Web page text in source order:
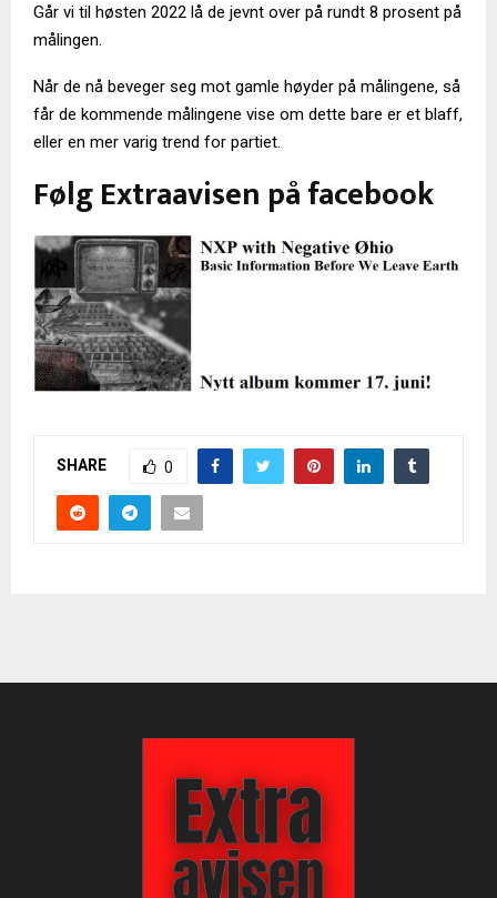
Går vi til høsten 2022 lå de jevnt over på rundt 8 prosent på
målingen.
Når de nå beveger seg mot gamle høyder på målingene, så
får de kommende målingene vise om dette bare er et blaff,
eller en mer varig trend for partiet.
Følg Extraavisen på facebook
SHARE 0